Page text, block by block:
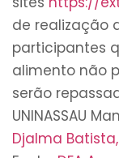
de realização
participantes
alimento não
serão
UNINASSAU
Djalma